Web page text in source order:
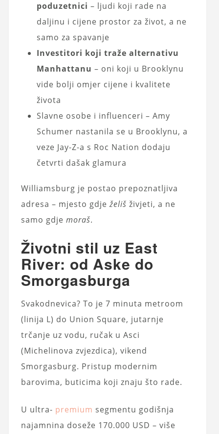
poduzetnici – ljudi koji rade na
daljinu i cijene prostor za život, a ne
samo za spavanje
Investitori koji traže alternativu
Manhattanu – oni koji u Brooklynu
vide bolji omjer cijene i kvalitete
života
Slavne osobe i influenceri – Amy
Schumer nastanila se u Brooklynu, a
veze Jay-Z-a s Roc Nation dodaju
četvrti dašak glamura
Williamsburg je postao prepoznatljiva
adresa – mjesto gdje želiš živjeti, a ne
samo gdje moraš.
Životni stil uz East
River: od Aske do
Smorgasburga
Svakodnevica? To je 7 minuta metroom
(linija L) do Union Square, jutarnje
trčanje uz vodu, ručak u Asci
(Michelinova zvjezdica), vikend
Smorgasburg. Pristup modernim
barovima, buticima koji znaju što rade.
U ultra- premium segmentu godišnja
najamnina doseže 170.000 USD – više